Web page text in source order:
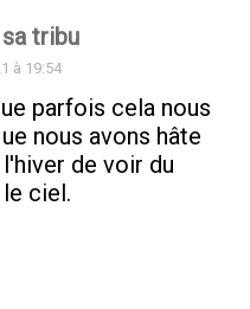
tribu
à 19:54
parfois cela nous
nous avons hâte
de voir du
ciel.